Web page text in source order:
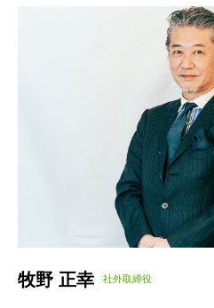
牧野 正幸 社外取締役